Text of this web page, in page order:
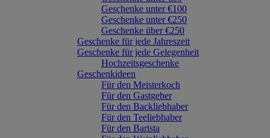
Geschenke unter €100
Geschenke unter €250
Geschenke über €250
Geschenke für jede Jahreszeit
Geschenke für jede Gelegenheit
Hochzeitsgeschenke
Geschenkideen
Für den Meisterkoch
Für den Gastgeber
Für den Backliebhaber
Für den Teeliebhaber
Für den Barista